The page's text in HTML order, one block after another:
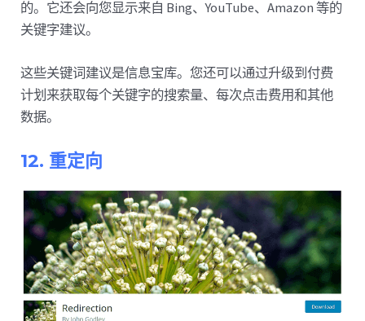
的。它还会向您显示来自 Bing、YouTube、Amazon 等的
关键字建议。
这些关键词建议是信息宝库。您还可以通过升级到付费
计划来获取每个关键字的搜索量、每次点击费用和其他
数据。
12. 重定向